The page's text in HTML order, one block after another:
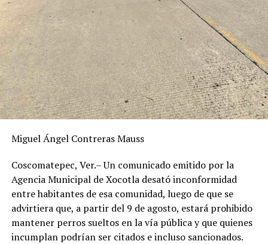
Miguel Ángel Contreras Mauss
Coscomatepec, Ver.– Un comunicado emitido por la
Agencia Municipal de Xocotla desató inconformidad
entre habitantes de esa comunidad, luego de que se
advirtiera que, a partir del 9 de agosto, estará prohibido
mantener perros sueltos en la vía pública y que quienes
incumplan podrían ser citados e incluso sancionados.